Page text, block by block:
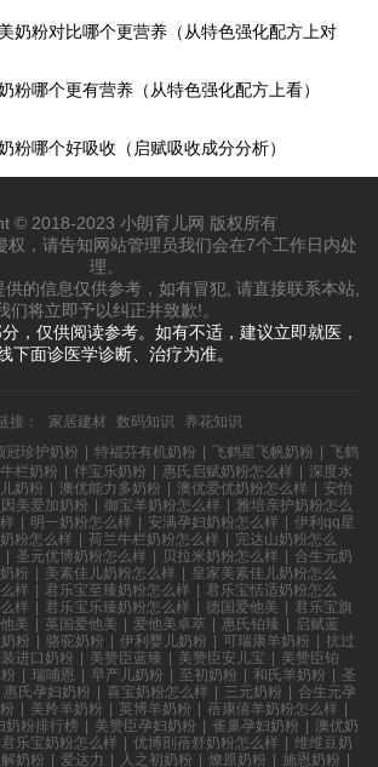
奶粉对比哪个更营养（从特色强化配方上对
粉哪个更有营养（从特色强化配方上看）
粉哪个好吸收（启赋吸收成分分析）
© 2018-2023 小朗育儿网 版权所有
，请告知网站管理员我们会在7个工作日内处
理。
的信息仅供参考，如有冒犯, 请直接联系本站,
们将立即予以纠正并致歉!。
，仅供阅读参考。如有不适，建议立即就医，
下面诊医学诊断、治疗为准。
接： 家居建材 数码知识
养花知识
冠珍护奶粉 | 特福芬有机奶粉 | 飞鹤星飞帆奶粉 | 飞鹤
栏奶粉 | 伴宝乐奶粉 | 惠氏启赋奶粉怎么样 | 深度水
奶粉 | 澳优能力多奶粉 | 澳优爱优奶粉怎么样 | 安怡
因美爱加奶粉 | 御宝羊奶粉怎么样 | 雅培亲护奶粉怎么
| 明一奶粉怎么样 | 安满孕妇奶粉怎么样 | 伊利qq星
粉怎么样 | 荷兰牛栏奶粉怎么样 | 完达山奶粉怎么
| 圣元优博奶粉怎么样 | 贝拉米奶粉怎么样 | 合生元奶
粉 | 美素佳儿奶粉怎么样 | 皇家美素佳儿奶粉怎么
样 | 君乐宝至臻奶粉怎么样 | 君乐宝恬适奶粉怎么
样 | 君乐宝乐臻奶粉怎么样 | 德国爱他美 | 君乐宝旗
美 | 英国爱他美 | 爱他美卓萃 | 惠氏铂臻 | 启赋蓝
粉 | 骆驼奶粉 | 伊利婴儿奶粉 | 可瑞康羊奶粉 | 抗过
装进口奶粉 | 美赞臣蓝臻 | 美赞臣安儿宝 | 美赞臣铂
| 瑞哺恩 | 早产儿奶粉 | 至初奶粉 | 和氏羊奶粉 | 圣
惠氏孕妇奶粉 | 喜宝奶粉怎么样 | 三元奶粉 | 合生元孕
| 美羚羊奶粉 | 英博羊奶粉 | 蓓康僖羊奶粉怎么样 |
奶粉排行榜 | 美赞臣孕妇奶粉 | 雀巢孕妇奶粉 | 澳优奶
君乐宝奶粉怎么样 | 优博剖蓓舒奶粉怎么样 | 维维豆奶
奶粉 | 爱达力 | 人之初奶粉 | 燎原奶粉 | 施恩奶粉 |